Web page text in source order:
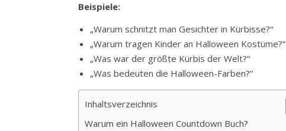
Beispiele:
„Warum schnitzt man Gesichter in Kürbisse?“
„Warum tragen Kinder an Halloween Kostüme?“
„Was war der größte Kürbis der Welt?“
„Was bedeuten die Halloween-Farben?“
Inhaltsverzeichnis
Warum ein Halloween Countdown Buch?